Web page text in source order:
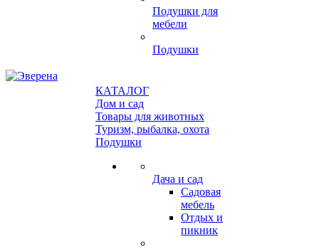
Подушки для
мебели
Подушки
КАТАЛОГ
Дом и сад
Товары для животных
Туризм, рыбалка, охота
Подушки
Дача и сад
Садовая
мебель
Отдых и
пикник